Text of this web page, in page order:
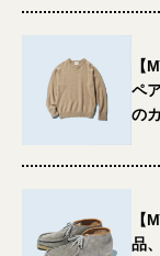
【
ペ
の
【
品